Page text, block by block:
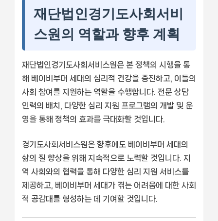
재단법인경기도사회서비
스원의 역할과 향후 계획
재단법인경기도사회서비스원은 본 정책의 시행을 통
해 베이비부머 세대의 심리적 건강을 증진하고, 이들의
사회 참여를 지원하는 역할을 수행합니다. 전문 상담
인력의 배치, 다양한 심리 지원 프로그램의 개발 및 운
영을 통해 정책의 효과를 극대화할 것입니다.
경기도사회서비스원은 향후에도 베이비부머 세대의
삶의 질 향상을 위해 지속적으로 노력할 것입니다. 지
역 사회와의 협력을 통해 다양한 심리 지원 서비스를
제공하고, 베이비부머 세대가 겪는 어려움에 대한 사회
적 공감대를 형성하는 데 기여할 것입니다.